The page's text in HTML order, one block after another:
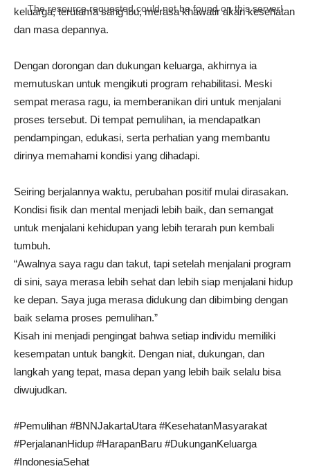
keluarga, terutama sang ibu, merasa khawatir akan kesehatan
dan masa depannya.
Dengan dorongan dan dukungan keluarga, akhirnya ia
memutuskan untuk mengikuti program rehabilitasi. Meski
sempat merasa ragu, ia memberanikan diri untuk menjalani
proses tersebut. Di tempat pemulihan, ia mendapatkan
pendampingan, edukasi, serta perhatian yang membantu
dirinya memahami kondisi yang dihadapi.
Seiring berjalannya waktu, perubahan positif mulai dirasakan.
Kondisi fisik dan mental menjadi lebih baik, dan semangat
untuk menjalani kehidupan yang lebih terarah pun kembali
tumbuh.
“Awalnya saya ragu dan takut, tapi setelah menjalani program
di sini, saya merasa lebih sehat dan lebih siap menjalani hidup
ke depan. Saya juga merasa didukung dan dibimbing dengan
baik selama proses pemulihan.”
Kisah ini menjadi pengingat bahwa setiap individu memiliki
kesempatan untuk bangkit. Dengan niat, dukungan, dan
langkah yang tepat, masa depan yang lebih baik selalu bisa
diwujudkan.
#Pemulihan #BNNJakartaUtara #KesehatanMasyarakat
#PerjalananHidup #HarapanBaru #DukunganKeluarga
#IndonesiaSehat
The resource requested could not be found on this server!